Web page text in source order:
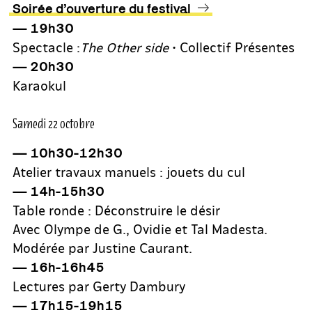
Soirée d’ouverture du festival
— 19h30
Spectacle : The Other side• Collectif Présentes
— 20h30
Karaokul
Samedi 22 octobre
— 10h30-12h30
Atelier travaux manuels : jouets du cul
— 14h-15h30
Table ronde : Déconstruire le désir
Avec Olympe de G., Ovidie et Tal Madesta.
Modérée par Justine Caurant.
— 16h-16h45
Lectures par Gerty Dambury
— 17h15-19h15